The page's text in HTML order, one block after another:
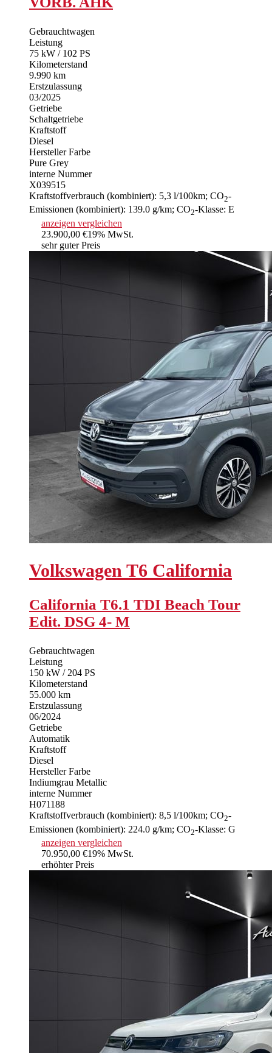
Gebrauchtwagen
Leistung
75 kW / 102 PS
Kilometerstand
9.990 km
Erstzulassung
03/2025
Getriebe
Schaltgetriebe
Kraftstoff
Diesel
Hersteller Farbe
Pure Grey
interne Nummer
X039515
Kraftstoffverbrauch (kombiniert): 5,3 l/100km; CO2-
Emissionen (kombiniert): 139.0 g/km; CO2-Klasse: E
anzeigen vergleichen
23.900,00 €19% MwSt.
sehr guter Preis
Volkswagen T6 California
California T6.1 TDI Beach Tour
Edit. DSG 4- M
Gebrauchtwagen
Leistung
150 kW / 204 PS
Kilometerstand
55.000 km
Erstzulassung
06/2024
Getriebe
Automatik
Kraftstoff
Diesel
Hersteller Farbe
Indiumgrau Metallic
interne Nummer
H071188
Kraftstoffverbrauch (kombiniert): 8,5 l/100km; CO2-
Emissionen (kombiniert): 224.0 g/km; CO2-Klasse: G
anzeigen vergleichen
70.950,00 €19% MwSt.
erhöhter Preis